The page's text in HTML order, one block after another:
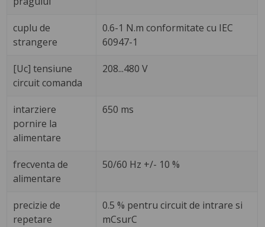
cuplu de
strangere
0.6-1 N.m conformitate cu IEC
60947-1
[Uc] tensiune
circuit comanda
208...480 V
intarziere
pornire la
alimentare
650 ms
frecventa de
alimentare
50/60 Hz +/- 10 %
precizie de
repetare
0.5 % pentru circuit de intrare si
mCsurC